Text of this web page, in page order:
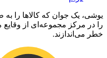
که کالاها را به صورت
مجموعه‌ای از وقایع مرموز